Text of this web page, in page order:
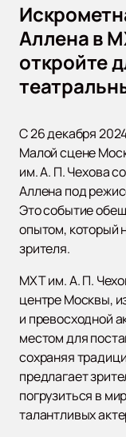
Аллена в
откройте
С 26 декабря
Малой сцене
им. А. П. Чехова
Аллена под
Это событие
опытом, который
зрителя.
МХТ им. А. П.
центре Москвы,
и превосходной
местом для
сохраняя
предлагает
погрузиться в
талантливых